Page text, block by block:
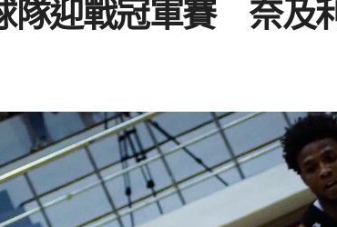
隊迎戰冠軍賽 奈及